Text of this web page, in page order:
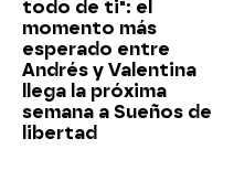
todo de ti": el
momento más
esperado entre
Andrés y Valentina
llega la próxima
semana a Sueños de
libertad